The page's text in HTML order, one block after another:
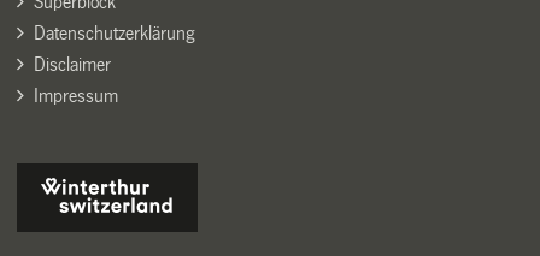
Datenschutzerklärung
Disclaimer
Impressum